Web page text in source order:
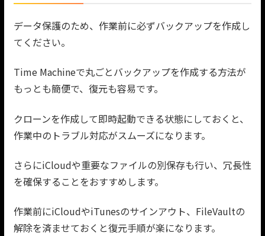
データ保護のため、作業前に必ずバックアップを作成し
てください。
Time Machineで丸ごとバックアップを作成する方法が
もっとも簡便で、復元も容易です。
クローンを作成して即時起動できる状態にしておくと、
作業中のトラブル対応がスムーズになります。
さらにiCloudや重要なファイルの別保存も行い、冗長性
を確保することをおすすめします。
作業前にiCloudやiTunesのサインアウト、FileVaultの
解除を済ませておくと復元手順が楽になります。